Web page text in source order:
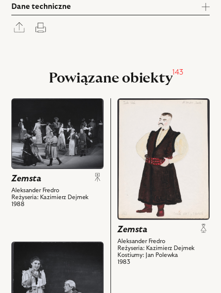
Dane techniczne
Rozwiń
panel
Powiązane obiekty143
przejdź
obiektu
Zemsta,
Na
zdjęciu:
scena
zbiorowa
i
powiązanych
Zemsta
Aleksander Fredro
Reżyseria: Kazimierz Dejmek
1988
przejdź
do
Zemsta,
Projekt:
kostium
Cześnik
Raptusiewicz
powiązanych
nim
obiektów
Zemsta
Aleksander Fredro
Reżyseria: Kazimierz Dejmek
Kostiumy: Jan Polewka
1983
przejdź
obiektu
Zemsta,
Na